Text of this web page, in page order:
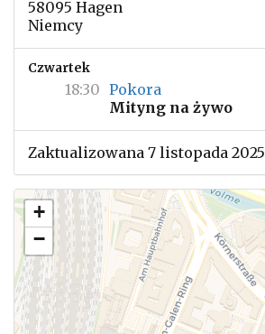
58095 Hagen
Niemcy
Czwartek
18:30 Pokora
Mityng na żywo
Zaktualizowana 7 listopada 2025
+
−